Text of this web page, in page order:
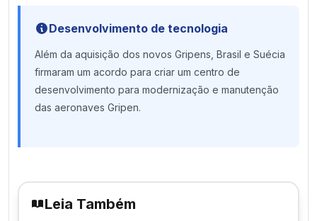
Desenvolvimento de tecnologia
Além da aquisição dos novos Gripens, Brasil e Suécia
firmaram um acordo para criar um centro de
desenvolvimento para modernização e manutenção
das aeronaves Gripen.
Leia Também